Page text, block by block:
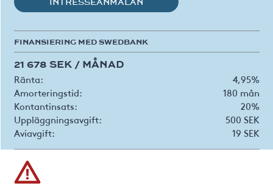
FINANSIERING MED SWEDBANK
21 678 SEK / MÅNAD
Ränta:
4,95%
Amorteringstid:
180 mån
Kontantinsats:
20%
Uppläggningsavgift:
500 SEK
Aviavgift:
19 SEK